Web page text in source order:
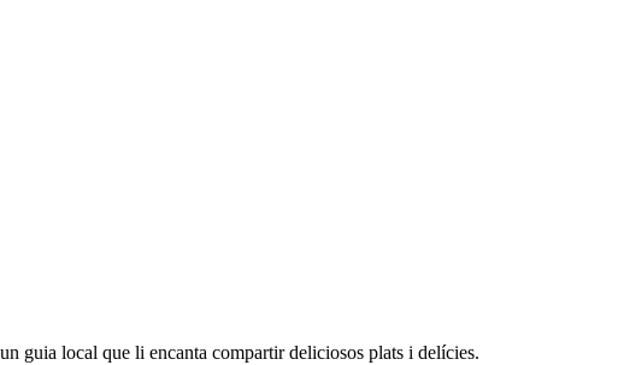
guia local que li encanta compartir deliciosos plats i delícies.